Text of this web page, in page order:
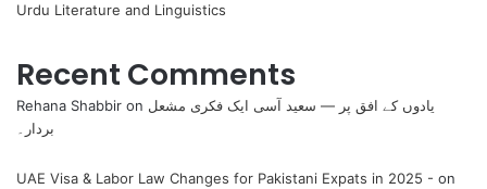
Urdu Literature and Linguistics
Recent Comments
Rehana Shabbir on یادوں کے افق پر — سعید آسی ایک فکری مشعل
بردار۔
UAE Visa & Labor Law Changes for Pakistani Expats in 2025 - on